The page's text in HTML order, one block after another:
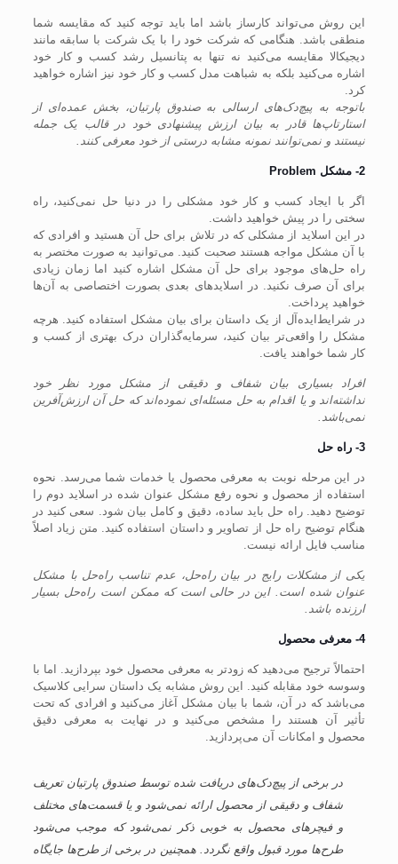
این روش می‌تواند کارساز باشد اما باید توجه کنید که مقایسه شما
منطقی باشد. هنگامی که شرکت خود را با یک شرکت با سابقه مانند
دیجیکالا مقایسه می‌کنید نه تنها به پتانسیل رشد کسب و کار خود
اشاره می‌کنید بلکه به شباهت مدل کسب و کار خود نیز اشاره خواهید
کرد.
باتوجه به پیچ‌دک‌های ارسالی به صندوق پارتیان، بخش عمده‌ای از
استارتاپ‌ها قادر به بیان ارزش پیشنهادی خود در قالب یک جمله
نیستند و نمی‌توانند نمونه مشابه درستی از خود معرفی کنند.
2- مشکل Problem
اگر با ایجاد کسب و کار خود مشکلی را در دنیا حل نمی‌کنید، راه
سختی را در پیش خواهید داشت.
در این اسلاید از مشکلی که در تلاش برای حل آن هستید و افرادی که
با آن مشکل مواجه هستند صحبت کنید. می‌توانید به صورت مختصر به
راه حل‌های موجود برای حل آن مشکل اشاره کنید اما زمان زیادی
برای آن صرف نکنید. در اسلاید‌های بعدی بصورت اختصاصی به آن‌ها
خواهید پرداخت.
در شرایط‌ایده‌آل از یک داستان برای بیان مشکل استفاده کنید. هرچه
مشکل را واقعی‌تر بیان کنید، سرمایه‌گذاران درک بهتری از کسب و
کار شما خواهند یافت.
افراد بسیاری بیان شفاف و دقیقی از مشکل مورد نظر خود
نداشته‌اند و یا اقدام به حل مسئله‌ای نموده‌اند که حل آن ارزش‌آفرین
نمی‌باشد.
3- راه حل
در این مرحله نوبت به معرفی محصول یا خدمات شما می‌رسد. نحوه
استفاده از محصول و نحوه رفع مشکل عنوان شده در اسلاید دوم را
توضیح دهید. راه حل باید ساده، دقیق و کامل بیان شود. سعی کنید در
هنگام توضیح راه حل از تصاویر و داستان استفاده کنید. متن زیاد اصلاً
مناسب فایل ارائه نیست.
یکی از مشکلات رایج در بیان راه‌حل، عدم تناسب راه‌حل با مشکل
عنوان شده است. این در حالی است که ممکن است راه‌حل بسیار
ارزنده باشد.
4- معرفی محصول
احتمالاً ترجیح می‌دهید که زودتر به معرفی محصول خود بپردازید. اما با
وسوسه خود مقابله کنید. این روش مشابه یک داستان سرایی کلاسیک
می‌باشد که در آن، شما با بیان مشکل آغاز می‌کنید و افرادی که تحت
تأثیر آن هستند را مشخص می‌کنید و در نهایت به معرفی دقیق
محصول و امکانات آن می‌پردازید.
در برخی از پیچ‌دک‌های دریافت شده توسط صندوق پارتیان تعریف
شفاف و دقیقی از محصول ارائه نمی‌شود و یا قسمت‌های مختلف
و فیچرهای محصول به خوبی ذکر نمی‌شود که موجب می‌شود
طرح‌ها مورد قبول واقع نگردد. همچنین در برخی از طرح‌ها جایگاه